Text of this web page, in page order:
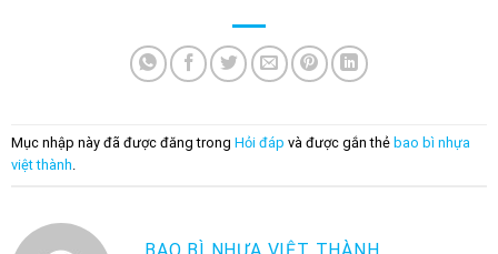
Mục nhập này đã được đăng trong Hỏi đáp và được gắn thẻ bao bì nhựa
việt thành
BAO BÌ NHỰA VIỆT THÀNH